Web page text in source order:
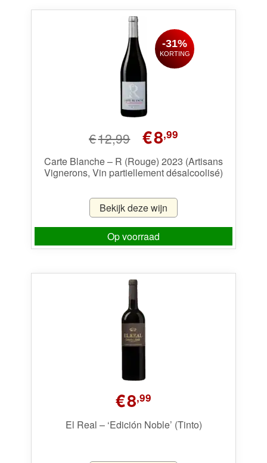
€12,99
Oorspronkelijke
prijs
was:
€12,99.
€8,99Huidige
is:
€8,99.
Carte Blanche – R (Rouge) 2023 (Artisans
Vignerons, Vin partiellement désalcoolisé)
-31%
KORTING
Bekijk deze wijn
Op voorraad
€8,99
El Real – ‘Edición Noble’ (Tinto)